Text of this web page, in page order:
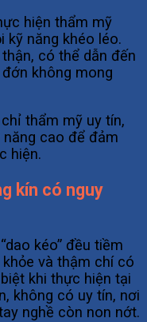
hiện thẩm mỹ
kỹ năng khéo léo.
có thể dẫn đến
không mong
thẩm mỹ uy tín,
cao để đảm
hiện.
kín có nguy
kéo” đều tiềm
và thậm chí có
khi thực hiện tại
không có uy tín, nơi
nghề còn non nớt.